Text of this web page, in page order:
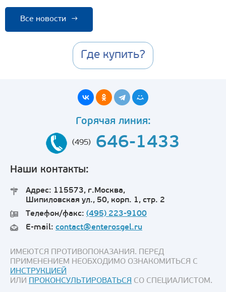
Все новости →
Где купить?
Горячая линия:
(495) 646-1433
Наши контакты:
Адрес: 115573, г.Москва,
Шипиловская ул., 50, корп. 1, стр. 2
Телефон/факс: (495) 223-9100
E-mail: contact@enterosgel.ru
ИМЕЮТСЯ ПРОТИВОПОКАЗАНИЯ. ПЕРЕД
ПРИМЕНЕНИЕМ НЕОБХОДИМО ОЗНАКОМИТЬСЯ С
ИНСТРУКЦИЕЙ
ИЛИ ПРОКОНСУЛЬТИРОВАТЬСЯ СО СПЕЦИАЛИСТОМ.